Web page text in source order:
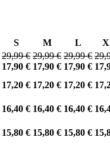
S M L
29,99 €
17,90 €
29,99 €
17,90 €
29,99 €
17,90 €
17,20 € 17,20 € 17,20 €
16,40 € 16,40 € 16,40 €
15,80 € 15,80 € 15,80 €